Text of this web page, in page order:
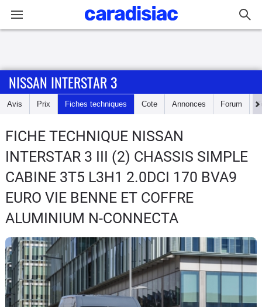
Accueil
Essais
Guide
d'achat
Electriques
Utilitaires
Flottes
Auto
NISSAN INTERSTAR 3
Avis Prix Fiches techniques Cote Annonces Forum
FICHE TECHNIQUE NISSAN
INTERSTAR 3 III (2) CHASSIS SIMPLE
CABINE 3T5 L3H1 2.0DCI 170 BVA9
EURO VIE BENNE ET COFFRE
ALUMINIUM N-CONNECTA